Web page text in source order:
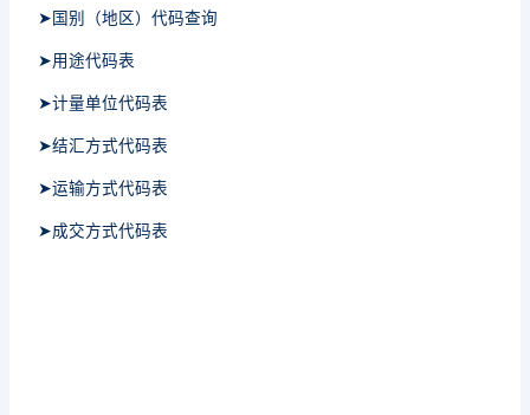
➤国别（地区）代码查询
➤用途代码表
➤计量单位代码表
➤结汇方式代码表
➤运输方式代码表
➤成交方式代码表